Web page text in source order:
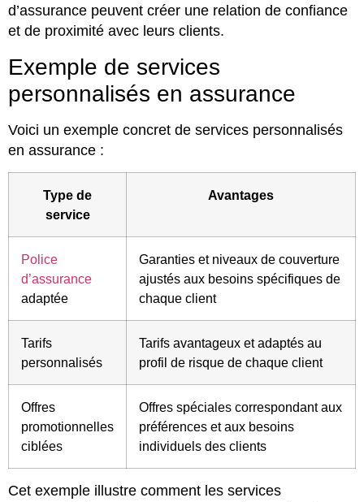
d’assurance peuvent créer une relation de confiance
et de proximité avec leurs clients.
Exemple de services
personnalisés en assurance
Voici un exemple concret de services personnalisés
en assurance :
Type de
service
Avantages
Police
d’assurance
adaptée
Garanties et niveaux de couverture
ajustés aux besoins spécifiques de
chaque client
Tarifs
personnalisés
Tarifs avantageux et adaptés au
profil de risque de chaque client
Offres
promotionnelles
ciblées
Offres spéciales correspondant aux
préférences et aux besoins
individuels des clients
Cet exemple illustre comment les services